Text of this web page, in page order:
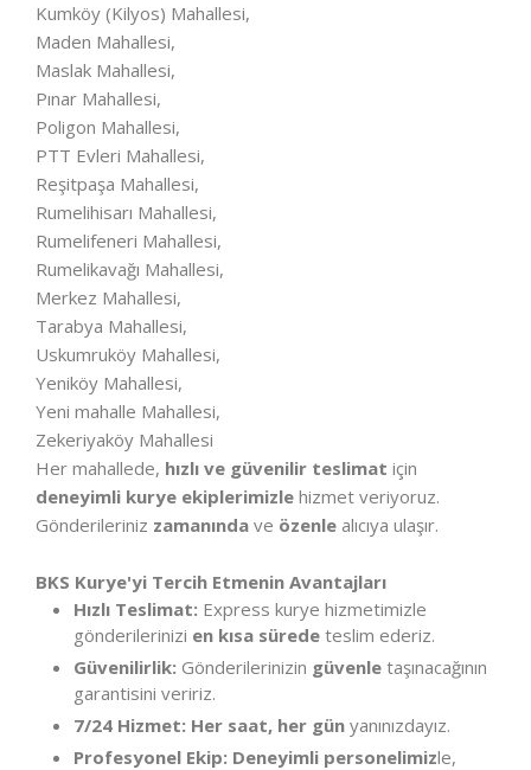
Kumköy (Kilyos) Mahallesi,
Maden Mahallesi,
Maslak Mahallesi,
Pınar Mahallesi,
Poligon Mahallesi,
PTT Evleri Mahallesi,
Reşitpaşa Mahallesi,
Rumelihisarı Mahallesi,
Rumelifeneri Mahallesi,
Rumelikavağı Mahallesi,
Merkez Mahallesi,
Tarabya Mahallesi,
Uskumruköy Mahallesi,
Yeniköy Mahallesi,
Yeni mahalle Mahallesi,
Zekeriyaköy Mahallesi
Her mahallede, hızlı ve güvenilir teslimat için
deneyimli kurye ekiplerimizle hizmet veriyoruz.
Gönderileriniz zamanında ve özenle alıcıya ulaşır.
BKS Kurye'yi Tercih Etmenin Avantajları
Hızlı Teslimat: Express kurye hizmetimizle
gönderilerinizi en kısa sürede teslim ederiz.
Güvenilirlik: Gönderilerinizin güvenle taşınacağının
garantisini veririz.
7/24 Hizmet: Her saat, her gün yanınızdayız.
Profesyonel Ekip: Deneyimli personelimizle,